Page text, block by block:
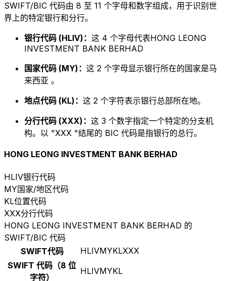
SWIFT/BIC 代码由 8 至 11 个字母和数字组成，用于识别世
界上的特定银行和分行。
银行代码 (HLIV)： 这 4 个字母代表HONG LEONG
INVESTMENT BANK BERHAD
国家代码 (MY)： 这 2 个字母显示银行所在的国家是马
来西亚 。
地点代码 (KL)： 这 2 个字符表示银行总部所在地。
分行代码 (XXX)： 这 3 个数字指定一个特定的分支机
构。以 "XXX "结尾的 BIC 代码是指银行的总行。
HONG LEONG INVESTMENT BANK BERHAD
HLIV银行代码
MY国家/地区代码
KL位置代码
XXX分行代码
HONG LEONG INVESTMENT BANK BERHAD 的
SWIFT/BIC 代码
SWIFT代码
HLIVMYKLXXX
SWIFT 代码（8 位
字符）
HLIVMYKL